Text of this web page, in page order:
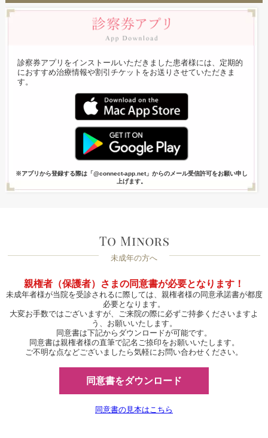
診察券アプリをインストールいただきました患者様には、定期的
におすすめ治療情報や割引チケットをお送りさせていただきま
す。
※アプリから登録する際は「@connect-app.net」からのメール受信許可をお願い申し
上げます。
未成年の方へ
親権者（保護者）さまの同意書が必要となります！
未成年者様が当院を受診されるに際しては、親権者様の同意承諾書が都度
必要となります。
大変お手数ではございますが、ご来院の際に必ずご持参くださいますよ
う、お願いいたします。
同意書は下記からダウンロードが可能です。
同意書は親権者様の直筆で記名ご捺印をお願いいたします。
ご不明な点などございましたら気軽にお問い合わせください。
同意書をダウンロード
同意書の見本はこちら